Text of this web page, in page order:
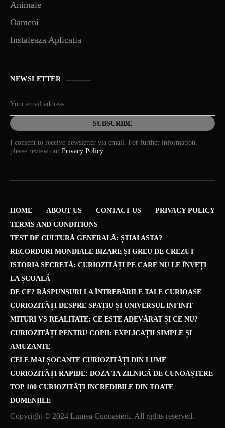
Animale
Oameni
Instaleaza Aplicatia
NEWSLETTER
I consent to receive newsletter via email. For further information,
please review our Privacy Policy
HOME ABOUT US CONTACT US
PRIVACY POLICY
TERMS AND CONDITIONS
TEST DE CULTURĂ GENERALĂ: ȘTIAI ASTA?
RECORDURI MONDIALE BIZARE ȘI GREU DE CREZUT
ISTORIA SECRETĂ: CURIOZITĂȚI PE CARE NU LE ÎNVEȚI
LA ȘCOALĂ
DE CE? RĂSPUNSURI LA ÎNTREBĂRILE TALE CURIOASE
CURIOZITĂȚI DESPRE SPAȚIU ȘI UNIVERSUL INFINIT
MITURI VS REALITATE: CE ESTE ADEVĂRAT ȘI CE NU?
CURIOZITĂȚI PENTRU COPII: EXPLICAȚII SIMPLE ȘI
AMUZANTE
CELE MAI ȘOCANTE CURIOZITĂȚI DIN LUME
CURIOZITĂȚI RAPIDE: DOZA TA ZILNICĂ DE CUNOAȘTERE
TOP 100 CURIOZITĂȚI INCREDIBILE DIN TOATE
DOMENIILE
Copyright © 2024 Lumea Cunoasterii. All rights reserved.